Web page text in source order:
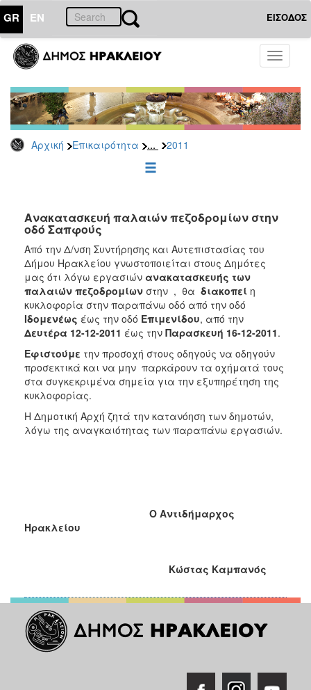
GR EN ΕΙΣΟΔΟΣ
Toggle
Αρχική Επικαιρότητα ... 2011
ΕΠΙΚΑΙΡΟΤΗΤΑ
Τύπου
Αρχείο
2026
2025
2022
2021
2020
2019
2018
2017
2016
2015
2013
2012
2011
ΔΗΜΟΤΗΣ
ΗΡΑΚΛΕΙΟ
ΓΙΑ...
Ανακατασκευή παλαιών πεζοδρoμίων στην
οδό Σαπφούς
Από την Δ/νση Συντήρησης και Αυτεπιστασίας του
Δήμου Ηρακλείου γνωστοποιείται στους Δημότες
μας ότι λόγω εργασιών ανακατασκευής των
παλαιών πεζοδρομίων στην , θα διακοπεί η
κυκλοφορία στην παραπάνω οδό από την οδό
Ιδομενέως έως την οδό Επιμενίδου, από την
Δευτέρα 12-12-2011 έως την Παρασκευή 16-12-2011.
Εφιστούμε την προσοχή στους οδηγούς να οδηγούν
προσεκτικά και να μην παρκάρουν τα οχήματά τους
στα συγκεκριμένα σημεία για την εξυπηρέτηση της
κυκλοφορίας.
Η Δημοτική Αρχή ζητά την κατανόηση των δημοτών,
λόγω της αναγκαιότητας των παραπάνω εργασιών.
O Αντιδήμαρχος
Ηρακλείου
Κώστας Καμπανός